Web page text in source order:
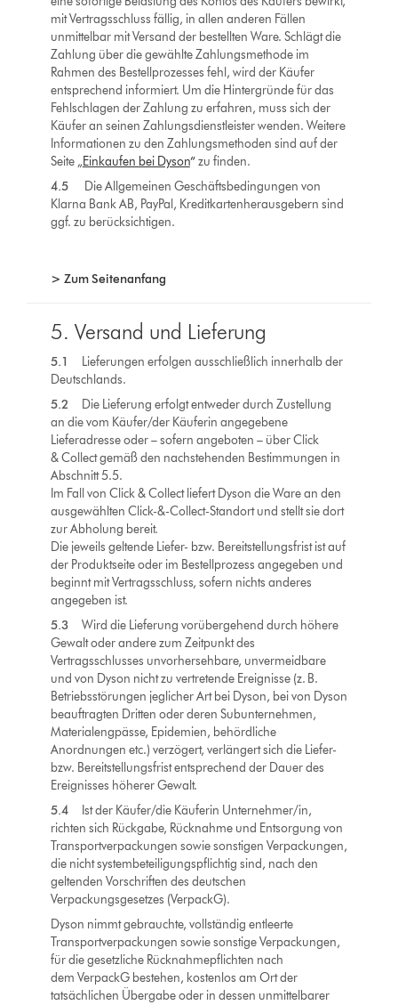
mit Vertragsschluss fällig, in allen anderen Fällen
unmittelbar mit Versand der bestellten Ware. Schlägt die
Zahlung über die gewählte Zahlungsmethode im
Rahmen des Bestellprozesses fehl, wird der Käufer
entsprechend informiert. Um die Hintergründe für das
Fehlschlagen der Zahlung zu erfahren, muss sich der
Käufer an seinen Zahlungsdienstleister wenden. Weitere
Informationen zu den Zahlungsmethoden sind auf der
Seite „Einkaufen bei Dyson“zu finden.
4.5
Die Allgemeinen Geschäftsbedingungen von
Klarna Bank AB, PayPal, Kreditkartenherausgebern sind
ggf. zu berücksichtigen.
> Zum Seitenanfang
5. Versand und Lieferung
5.1
Lieferungen erfolgen ausschließlich innerhalb der
Deutschlands.
5.2
Die Lieferung erfolgt entweder durch Zustellung
an die vom Käufer/der Käuferin angegebene
Lieferadresse oder – sofern angeboten – über Click
& Collect gemäß den nachstehenden Bestimmungen in
Abschnitt 5.5.
Im Fall von Click & Collect liefert Dyson die Ware an den
ausgewählten Click-&-Collect-Standort und stellt sie dort
zur Abholung bereit.
Die jeweils geltende Liefer- bzw. Bereitstellungsfrist ist auf
der Produktseite oder im Bestellprozess angegeben und
beginnt mit Vertragsschluss, sofern nichts anderes
angegeben ist.
5.3 Wird die Lieferung vorübergehend durch höhere
Gewalt oder andere zum Zeitpunkt des
Vertragsschlusses unvorhersehbare, unvermeidbare
und von Dyson nicht zu vertretende Ereignisse (z. B.
Betriebsstörungen jeglicher Art bei Dyson, bei von Dyson
beauftragten Dritten oder deren Subunternehmen,
Materialengpässe, Epidemien, behördliche
Anordnungen etc.) verzögert, verlängert sich die Liefer-
bzw. Bereitstellungsfrist entsprechend der Dauer des
Ereignisses höherer Gewalt.
5.4Ist der Käufer/die Käuferin Unternehmer/in,
richten sich Rückgabe, Rücknahme und Entsorgung von
Transportverpackungen sowie sonstigen Verpackungen,
die nicht systembeteiligungspflichtig sind, nach den
geltenden Vorschriften des deutschen
Verpackungsgesetzes (VerpackG).
Dyson nimmt gebrauchte, vollständig entleerte
Transportverpackungen sowie sonstige Verpackungen,
für die gesetzliche Rücknahmepflichten nach
dem VerpackG bestehen, kostenlos am Ort der
tatsächlichen Übergabe oder in dessen unmittelbarer